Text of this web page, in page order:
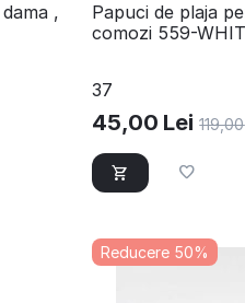
,
Papuci de plaja
comozi 559-
37
45,00 Lei 119,00
Reducere 50%